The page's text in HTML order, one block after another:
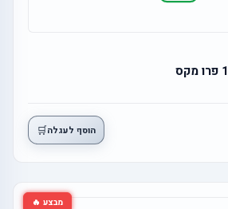
הוסף לעגלה🛒
מבצע 🔥